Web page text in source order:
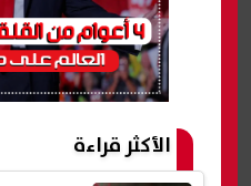
الأكثر قراءة